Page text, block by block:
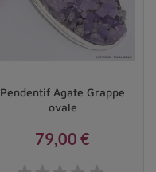
Pendentif Agate Grappe
ovale
79,00 €